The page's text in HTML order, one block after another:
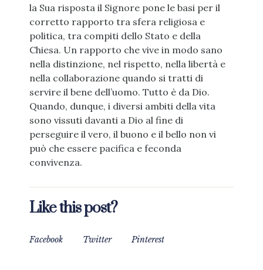
la Sua risposta il Signore pone le basi per il
corretto rapporto tra sfera religiosa e
politica, tra compiti dello Stato e della
Chiesa. Un rapporto che vive in modo sano
nella distinzione, nel rispetto, nella libertà e
nella collaborazione quando si tratti di
servire il bene dell’uomo. Tutto è da Dio.
Quando, dunque, i diversi ambiti della vita
sono vissuti davanti a Dio al fine di
perseguire il vero, il buono e il bello non vi
può che essere pacifica e feconda
convivenza.
Like this post?
Facebook Twitter Pinterest